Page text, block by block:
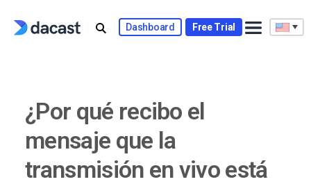
Dashboard Free Trial
¿Por qué recibo el
mensaje que la
transmisión en vivo está